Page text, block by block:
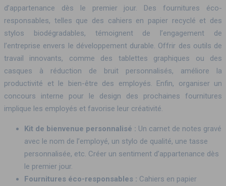
d’appartenance dès le premier jour. Des fournitures éco-
responsables, telles que des cahiers en papier recyclé et des
stylos biodégradables, témoignent de l’engagement de
l’entreprise envers le développement durable. Offrir des outils de
travail innovants, comme des tablettes graphiques ou des
casques à réduction de bruit personnalisés, améliore la
productivité et le bien-être des employés. Enfin, organiser un
concours interne pour le design des prochaines fournitures
implique les employés et favorise leur créativité.
Kit de bienvenue personnalisé : Un carnet de notes gravé
avec le nom de l’employé, un stylo de qualité, une tasse
personnalisée, etc. Créer un sentiment d’appartenance dès
le premier jour.
Fournitures éco-responsables : Cahiers en papier